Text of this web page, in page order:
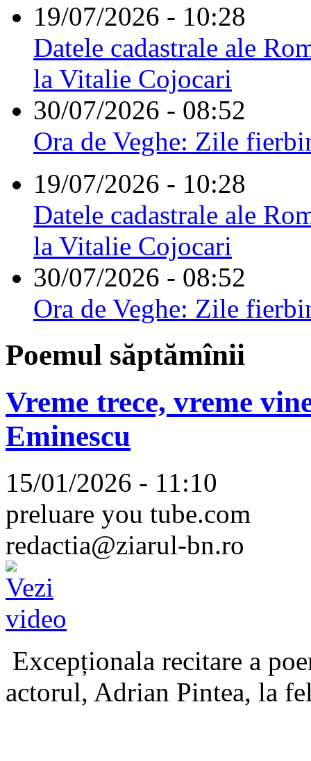
19/07/2026 - 10:28
Datele cadastrale ale
la Vitalie Cojocari
30/07/2026 - 08:52
Ora de Veghe: Zile
19/07/2026 - 10:28
Datele cadastrale ale
la Vitalie Cojocari
30/07/2026 - 08:52
Ora de Veghe: Zile
Poemul săptămînii
Vreme trece, vreme
Eminescu
15/01/2026 - 11:10
preluare you tube.com
redactia@ziarul-bn.ro
Excepționala recitare a
actorul, Adrian Pintea, la